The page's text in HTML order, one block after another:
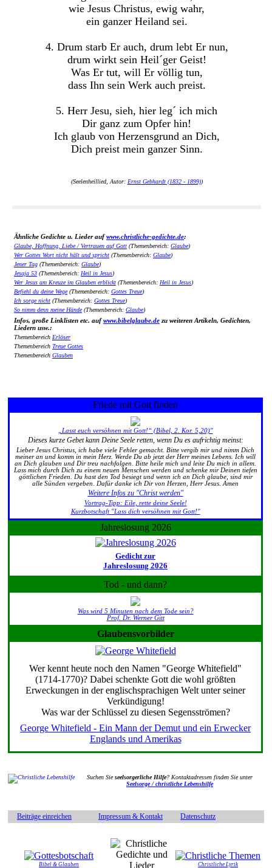
wie Jesus Christus, ewig wahr,
ein ganzer Heiland sei.
4. Drum starb Er auch, drum lebt Er nun,
drum wirkt sein Heil´ger Geist!
Was Er tut, will Er völlig tun,
dass Ihn sein Werk auch preist.
5. Herr Jesu, sieh, hier leg´ ich mich
Dir ganz zum Opfer hin!
Ich glaub von Herzensgrund an Dich,
Dich preist mein ganzer Sinn.
(Seelenheillied, Autor: Ernst Gebhardt (1832 - 1899))
Ähnliche Gedichte u. Lieder aufwww.christliche-gedichte.de:
Glaube, Hoffnung, Liebe / Vertrauen auf Gott (Themenbereich: Glaube)
Wer Gottes Wort nicht hält und spricht (Themenbereich: Glaube)
Jener Tag (Themenbereich: Glaube)
Jesaja 53 (Themenbereich: Heil in Jesus)
Wer Jesus am Kreuze im Glauben erblickt (Themenbereich: Heil in Jesus)
Befiehl du deine Wege(Themenbereich: Gottes Treue)
Ich sorge nicht (Themenbereich: Gottes Treue)
So nimm denn meine Hände(Themenbereich: Glaube)
Infos, große Linklisten etc. aufwww.bibelglaube.de zu weiteren Artikeln, Gedichten,
Liedern usw.:
Themenbereich Erlöser
Themenbereich Treue Gottes
Themenbereich Glauben
Friede mit Gott finden
„Lasst euch versöhnen mit Gott!“ (Bibel, 2. Kor. 5,20)"
Dieses kurze Gebet kann Deine Seele retten, wenn Du es aufrichtig meinst:
Lieber Jesus Christus, ich habe viele Fehler gemacht. Bitte vergib mir und nimm Dich
meiner an und komm in mein Herz. Werde Du ab jetzt der Herr meines Lebens. Ich will
an Dich glauben und Dir treu nachfolgen. Bitte heile mich und leite Du mich in allem.
Lass mich durch Dich zu einem neuen Menschen werden und schenke mir Deinen tiefen
göttlichen Frieden. Du hast den Tod besiegt und wenn ich an Dich glaube, sind mir
alle Sünden vergeben. Dafür danke ich Dir von Herzen, Herr Jesus. Amen
Weitere Infos zu "Christ werden"
Vortrag-Tipp: Eile, rette deine Seele!
Kurzbotschaft "Lass dich versöhnen mit Gott!"
Jahreslosung 2026
Gedicht zur
Jahreslosung 2026
Tod - und dann?
Was wird 5 Minuten nach dem Tode sein?
Prof. Dr. Werner Gitt
Glaubensvorbilder
Wer kennt heute noch den Namen "George Whitefield"
(1714-1770)? Dabei schenkte Gott die wohl größten
Erweckungen in der englischsprachigen Welt unter seiner
Verkündigung!
Was war der Schlüssel zu diesen Segensströmen?
George Whitefield - Ein Mann der Demut und ein Erwecker
Englands und Amerikas
Suchen Sieseelsorgerliche Hilfe? Kontaktadressen finden Sie unter
Seelsorge / christliche Lebenshilfe
Beiträge einreichen Impressum & Kontakt Datenschutz
Bibel & Glauben Christliche Lyrik